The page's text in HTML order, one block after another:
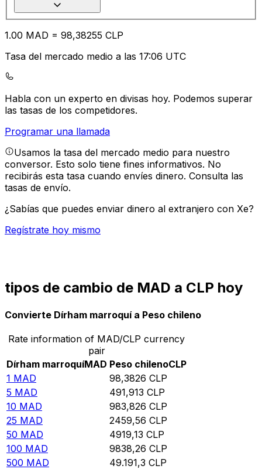
1.00 MAD = 98,38255 CLP
Tasa del mercado medio a las 17:06 UTC
Habla con un experto en divisas hoy. Podemos superar
las tasas de los competidores.
Programar una llamada
Usamos la tasa del mercado medio para nuestro
conversor. Esto solo tiene fines informativos. No
recibirás esta tasa cuando envíes dinero. Consulta las
tasas de envío.
¿Sabías que puedes enviar dinero al extranjero con Xe?
Regístrate hoy mismo
tipos de cambio de MAD a CLP hoy
Convierte Dírham marroquí a Peso chileno
Rate information of MAD/CLP currency
pair
Dírham marroquíMAD Peso chilenoCLP
1 MAD 98,3826 CLP
5 MAD 491,913 CLP
10 MAD 983,826 CLP
25 MAD 2459,56 CLP
50 MAD 4919,13 CLP
100 MAD 9838,26 CLP
500 MAD 49.191,3 CLP